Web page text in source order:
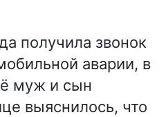
получила звонок
аварии, в
муж и сын
выяснилось, что